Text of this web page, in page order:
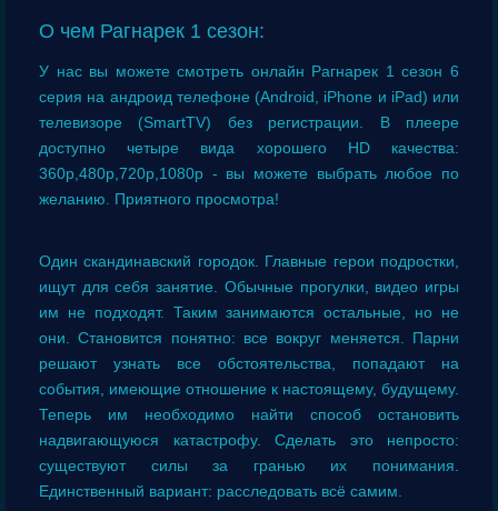
О чем Рагнарек 1 сезон:
У нас вы можете смотреть онлайн Рагнарек 1 сезон 6
серия на андроид телефоне (Android, iPhone и iPad) или
телевизоре (SmartTV) без регистрации. В плеере
доступно четыре вида хорошего HD качества:
360p,480p,720p,1080p - вы можете выбрать любое по
желанию. Приятного просмотра!
Один скандинавский городок. Главные герои подростки,
ищут для себя занятие. Обычные прогулки, видео игры
им не подходят. Таким занимаются остальные, но не
они. Становится понятно: все вокруг меняется. Парни
решают узнать все обстоятельства, попадают на
события, имеющие отношение к настоящему, будущему.
Теперь им необходимо найти способ остановить
надвигающуюся катастрофу. Сделать это непросто:
существуют силы за гранью их понимания.
Единственный вариант: расследовать всё самим.